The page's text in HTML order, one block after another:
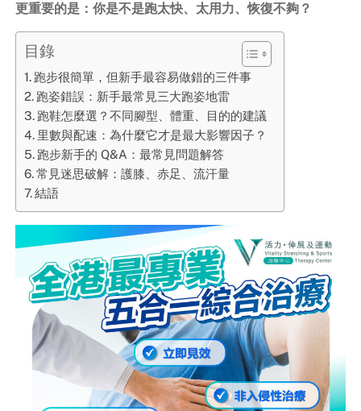
更重要的是：你是不是跑太快、太用力、恢復不夠？
目錄
跑步很簡單，但新手最容易做錯的三件事
跑姿錯誤：新手最常見三大跑姿地雷
跑鞋怎麼選？不同腳型、體重、目的的建議
里數與配速：為什麼它才是最大影響因子？
跑步新手的 Q&A：最常見問題解答
常見迷思破解：護膝、赤足、流汗量
結語